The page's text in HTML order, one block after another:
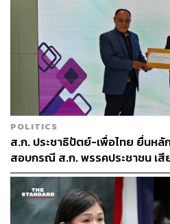
POLITICS
ส.ก. ประชาธิปัตย์-เพื่อไทย ยื่นหลั
สอบกรณี ส.ก. พรรคประชาชน เ